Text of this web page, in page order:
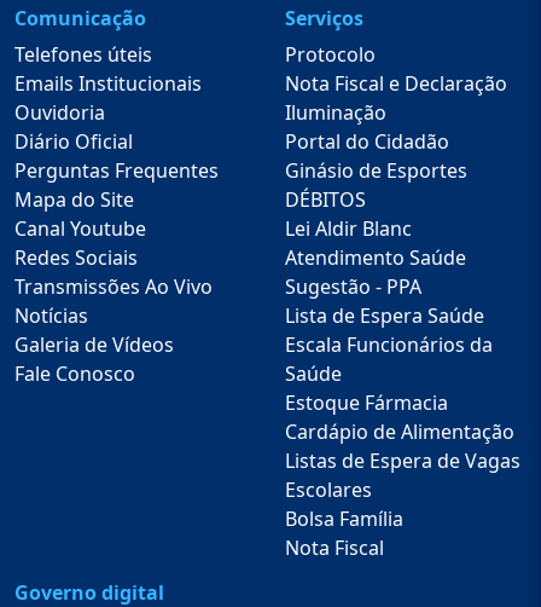
Comunicação
Telefones úteis
Emails Institucionais
Ouvidoria
Diário Oficial
Perguntas Frequentes
Mapa do Site
Canal Youtube
Redes Sociais
Transmissões Ao Vivo
Notícias
Galeria de Vídeos
Fale Conosco
Serviços
Protocolo
Nota Fiscal e Declaração
Iluminação
Portal do Cidadão
Ginásio de Esportes
DÉBITOS
Lei Aldir Blanc
Atendimento Saúde
Sugestão - PPA
Lista de Espera Saúde
Escala Funcionários da
Saúde
Estoque Fármacia
Cardápio de Alimentação
Listas de Espera de Vagas
Escolares
Bolsa Família
Nota Fiscal
Governo digital